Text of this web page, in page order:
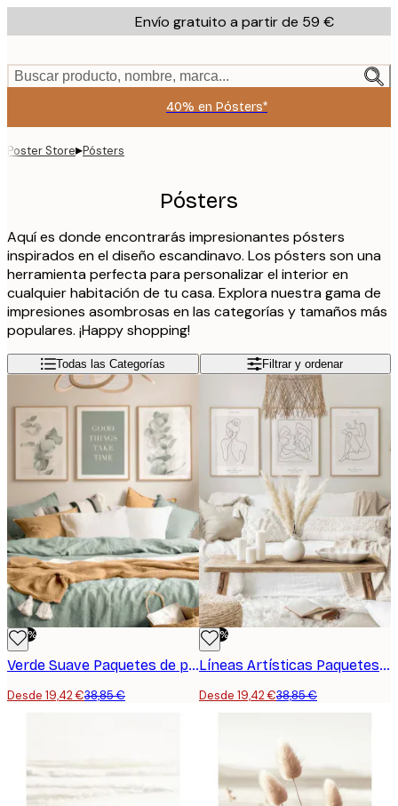
to
content.
Envío gratuito a partir de 59 €
Buscar producto, nombre, marca...
40% en Pósters*
Poster Store▸Pósters
Pósters
Aquí es donde encontrarás impresionantes pósters
inspirados en el diseño escandinavo. Los pósters son una
herramienta perfecta para personalizar el interior en
cualquier habitación de tu casa. Explora nuestra gama de
impresiones asombrosas en las categorías y tamaños más
populares. ¡Happy shopping!
Todas las Categorías Filtrar y ordenar
-50%
Verde Suave Paquetes de pósters
Desde 19,42 €38,85 €
-50%
Líneas Artísticas Paquetes de pósters
Desde 19,42 €38,85 €